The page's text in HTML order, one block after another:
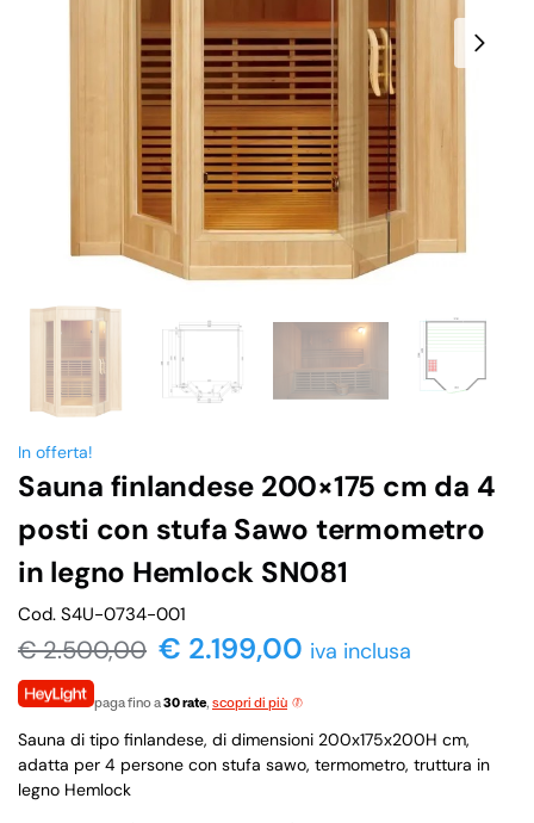
In offerta!
Sauna finlandese 200×175 cm da 4
posti con stufa Sawo termometro
in legno Hemlock SN081
Cod. S4U-0734-001
€2.500,00 € 2.199,00 iva inclusa
paga fino a30 rate, scopri di più
Sauna di tipo finlandese, di dimensioni 200x175x200H cm,
adatta per 4 persone con stufa sawo, termometro, truttura in
legno Hemlock